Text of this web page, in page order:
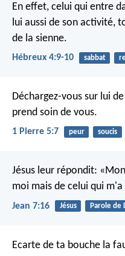
En effet, celui qui entre
lui aussi de son activité,
de la sienne.
Hébreux 4:9-10 sabbat
Déchargez-vous sur lui
prend soin de vous.
1 Pierre 5:7 peur soucis
Jésus leur répondit:
moi mais de celui qui
Jean 7:16 Jésus Parole de
Ecarte de ta bouche la